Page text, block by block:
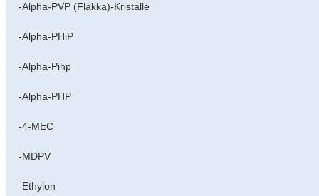
-Alpha-PVP (Flakka)-Kristalle
-Alpha-PHiP
-Alpha-Pihp
-Alpha-PHP
-4-MEC
-MDPV
-Ethylon